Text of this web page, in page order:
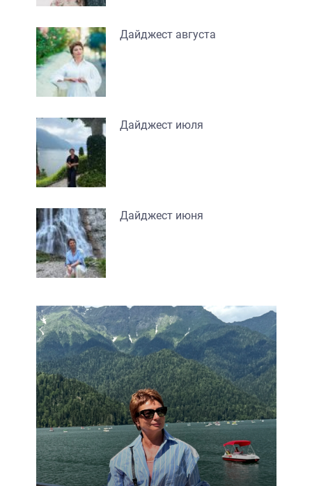
Дайджест августа
Дайджест июля
Дайджест июня